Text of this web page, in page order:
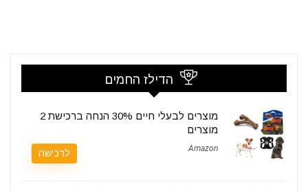
הדילז החמים
מוצרים לבעלי חיים 30% הנחה ברכישת 2
מוצרים
Amazon לרכישה